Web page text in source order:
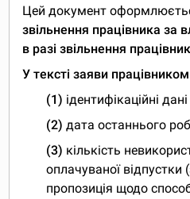
Цей документ
звільнення працівника за
в разі звільнення
У тексті заяви
(1) ідентифікаційні
(2) дата останнього
(3) кількість
оплачуваної відпустки
пропозиція щодо